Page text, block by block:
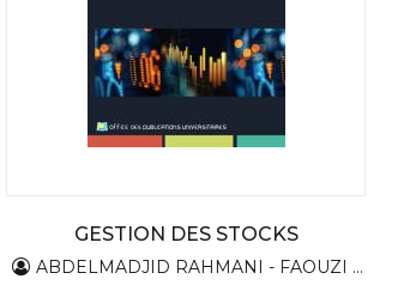
GESTION DES STOCKS
ABDELMADJID RAHMANI - FAOUZI GHIDOUCHE